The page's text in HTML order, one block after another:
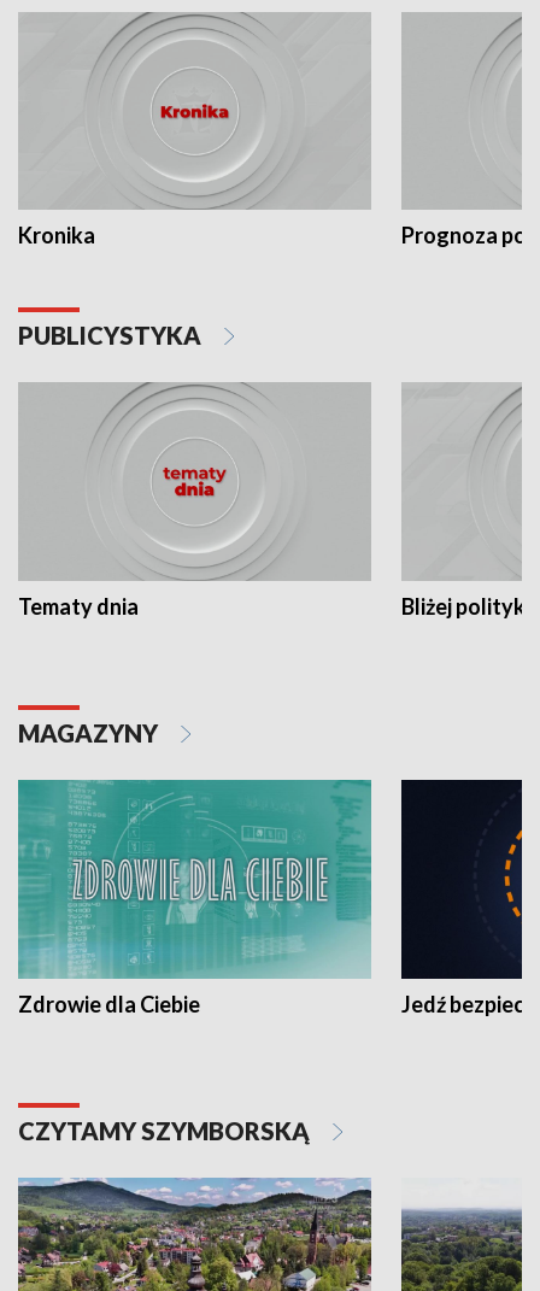
Kronika Prognoza
PUBLICYSTYKA
Tematy dnia Bliżej polityki
MAGAZYNY
Zdrowie dla Ciebie Jedź
CZYTAMY SZYMBORSKĄ